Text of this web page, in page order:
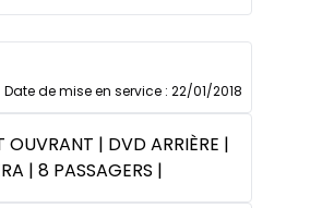
Date de mise en service : 22/01/2018
| DVD ARRIÈRE |
| 8 PASSAGERS |